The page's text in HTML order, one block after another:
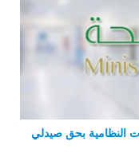
النظامية بحق صيدلي